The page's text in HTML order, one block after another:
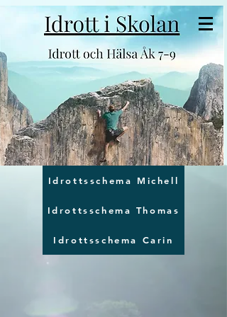
Idrottsschema Michell
Idrottsschema Thomas
Idrottsschema Carin